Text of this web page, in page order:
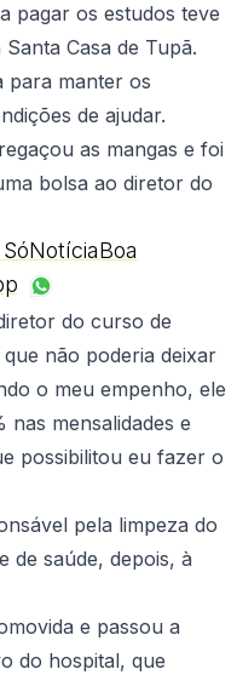
pagar os estudos teve
Casa de Tupã.
para manter os
de ajudar.
as mangas e foi
bolsa ao diretor do
do curso de
não poderia deixar
o meu empenho, ele
nas mensalidades e
possibilitou eu fazer o
pela limpeza do
de saúde, depois, à
e passou a
do hospital, que